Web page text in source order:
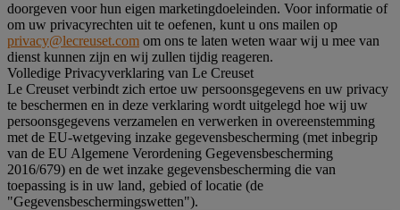
doorgeven voor hun eigen marketingdoeleinden. Voor informatie of
om uw privacyrechten uit te oefenen, kunt u ons mailen op
privacy@lecreuset.com om ons te laten weten waar wij u mee van
dienst kunnen zijn en wij zullen tijdig reageren.
Volledige Privacyverklaring van Le Creuset
Le Creuset verbindt zich ertoe uw persoonsgegevens en uw privacy
te beschermen en in deze verklaring wordt uitgelegd hoe wij uw
persoonsgegevens verzamelen en verwerken in overeenstemming
met de EU-wetgeving inzake gegevensbescherming (met inbegrip
van de EU Algemene Verordening Gegevensbescherming
2016/679) en de wet inzake gegevensbescherming die van
toepassing is in uw land, gebied of locatie (de
"Gegevensbeschermingswetten").